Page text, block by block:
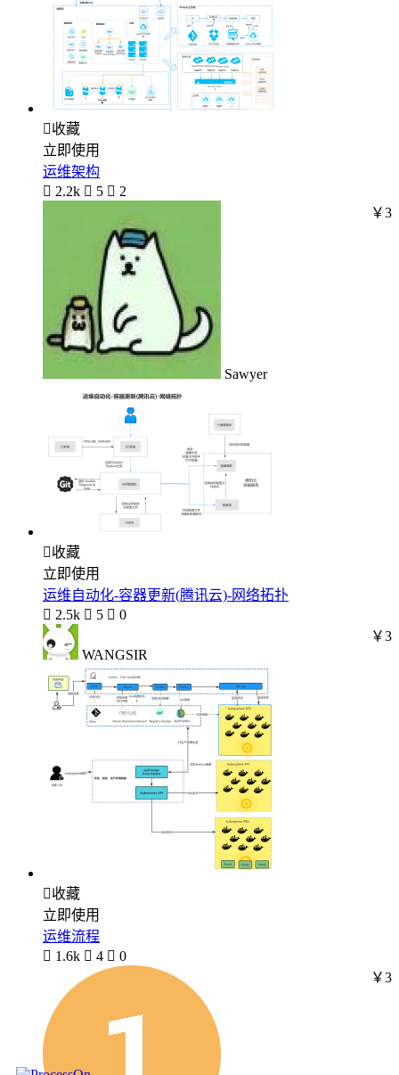
收藏
立即使用
运维架构
 2.2k  5  2
Sawyer
￥3
收藏
立即使用
运维自动化-容器更新(腾讯云)-网络拓扑
 2.5k  5  0
WANGSIR
￥3
收藏
立即使用
运维流程
 1.6k  4  0
￥3